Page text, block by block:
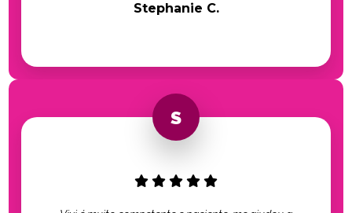
Stephanie C.